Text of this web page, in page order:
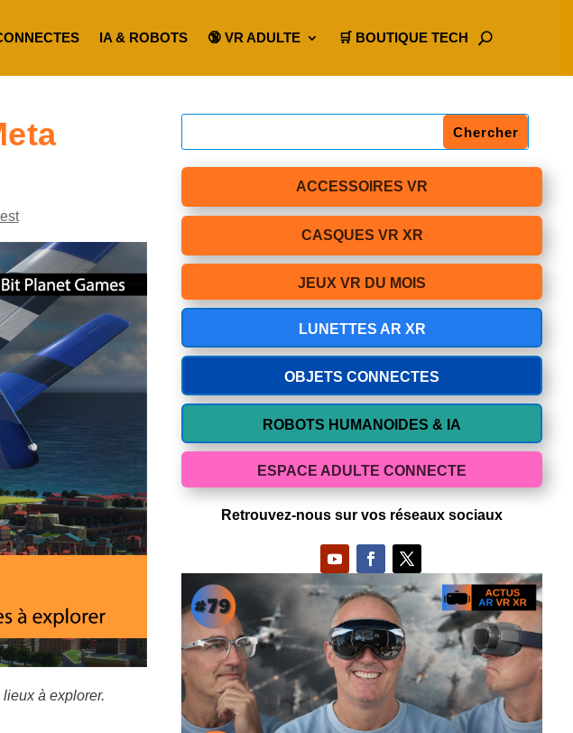
IA & ROBOTS 🔞 VR ADULTE 🛒 BOUTIQUE TECH
à explorer.
ACCESSOIRES VR
CASQUES VR XR
JEUX VR DU MOIS
LUNETTES AR XR
OBJETS CONNECTES
ROBOTS HUMANOIDES & IA
ESPACE ADULTE CONNECTE
Retrouvez-nous sur vos réseaux sociaux